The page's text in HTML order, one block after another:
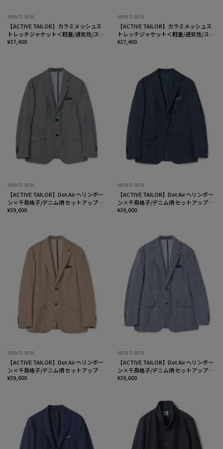
MEN’S BIGI
【ACTIVE TAILOR】カラミメッシュス
トレッチジャケット＜軽量/通気性/スト
レッチ＞
¥37,400
MEN’S BIGI
【ACTIVE TAILOR】カラミメッシュス
トレッチジャケット＜軽量/通気性/スト
レッチ＞
¥37,400
MEN’S BIGI
【ACTIVE TAILOR】Dot Air ヘリンボー
ン×千鳥格子/デニム柄 セットアップジ
ャケット＜通気性/吸水速乾/ストレッチ
¥39,600
MEN’S BIGI
【ACTIVE TAILOR】Dot Air ヘリンボー
ン×千鳥格子/デニム柄 セットアップジ
ャケット＜通気性/吸水速乾/ストレッチ
¥39,600
MEN’S BIGI
【ACTIVE TAILOR】Dot Air ヘリンボー
ン×千鳥格子/デニム柄 セットアップジ
ャケット＜通気性/吸水速乾/ストレッチ
¥39,600
MEN’S BIGI
【ACTIVE TAILOR】Dot Air ヘリンボー
ン×千鳥格子/デニム柄 セットアップジ
ャケット＜通気性/吸水速乾/ストレッチ
¥39,600